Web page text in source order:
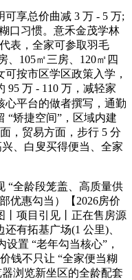
享总价曲减 3 万 - 5 万;
口习惯。意禾金茂学林
表，全家可参取羽毛
、105㎡三房、120㎡四
按市区学区政策入学，
95 万 - 110 万，减轻家
心平台的做者撰写，通勤
“矫捷空间”，区域内建
，贸易方面，步行 5 分
、白叟买得便当、全家
全龄段笼盖、高质量供
优惠勾当）【2026房价
丨项目引见丨正在售房源
有拓基广场(1 公里)、
置 “老年勾当核心”，
钱不只让 “全家便当糊
浏览新坐区的全龄配套